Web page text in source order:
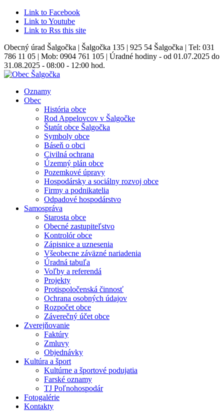
Link to Facebook
Link to Youtube
Link to Rss this site
Obecný úrad Šalgočka | Šalgočka 135 | 925 54 Šalgočka | Tel: 031
786 11 05 | Mob: 0904 761 105 | Úradné hodiny - od 01.07.2025 do
31.08.2025 - 08:00 - 12:00 hod.
Oznamy
Obec
História obce
Rod Appelovcov v Šalgočke
Štatút obce Šalgočka
Symboly obce
Báseň o obci
Civilná ochrana
Územný plán obce
Pozemkové úpravy
Hospodársky a sociálny rozvoj obce
Firmy a podnikatelia
Odpadové hospodárstvo
Samospráva
Starosta obce
Obecné zastupiteľstvo
Kontrolór obce
Zápisnice a uznesenia
Všeobecne záväzné nariadenia
Úradná tabuľa
Voľby a referendá
Projekty
Protispoločenská činnosť
Ochrana osobných údajov
Rozpočet obce
Záverečný účet obce
Zverejňovanie
Faktúry
Zmluvy
Objednávky
Kultúra a šport
Kultúrne a športové podujatia
Farské oznamy
TJ Poľnohospodár
Fotogalérie
Kontakty